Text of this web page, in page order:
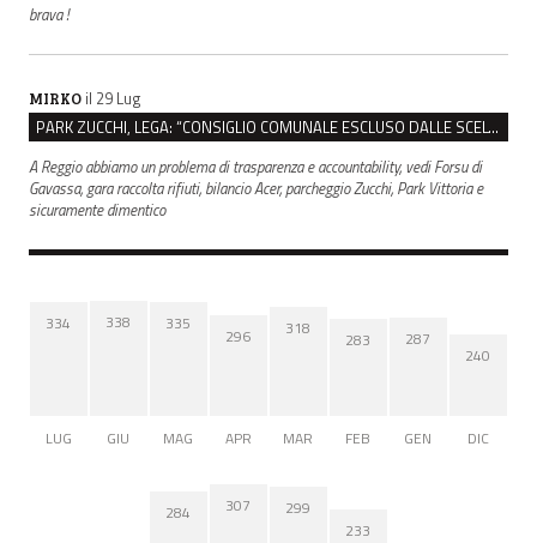
brava !
MIRKO il 29 Lug
PARK ZUCCHI, LEGA: “CONSIGLIO COMUNALE ESCLUSO DALLE SCELTE, PRETENDIAMO TUTTI GLI ATTI”
A Reggio abbiamo un problema di trasparenza e accountability, vedi Forsu di
Gavassa, gara raccolta rifiuti, bilancio Acer, parcheggio Zucchi, Park Vittoria e
sicuramente dimentico
334
LUG
338
GIU
335
MAG
296
APR
318
MAR
283
FEB
287
GEN
240
DIC
284 307 299
233